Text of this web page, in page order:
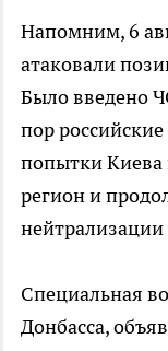
Напомним, 6
атаковали
Было введено
пор
попытки Киева
регион и
нейтрализации
Специальная
Донбасса,